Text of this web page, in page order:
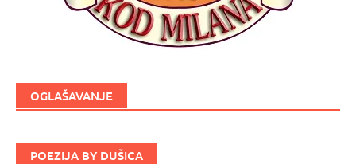
OGLAŠAVANJE
POEZIJA BY DUŠICA